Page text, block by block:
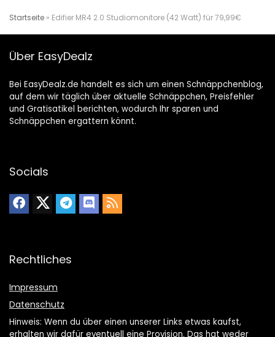
Startseite » Edifier MR4 2.0 Studiomonitore (42 Watt) für 79,99€
Über EasyDealz
Bei EasyDealz.de handelt es sich um einen Schnäppchenblog,
auf dem wir täglich über aktuelle Schnäppchen, Preisfehler
und Gratisatikel berichten, wodurch Ihr sparen und
Schnäppchen ergattern könnt.
Socials
Rechtliches
Impressum
Datenschutz
Hinweis: Wenn du über einen unserer Links etwas kaufst,
erhalten wir dafür eventuell eine Provision. Das hat weder